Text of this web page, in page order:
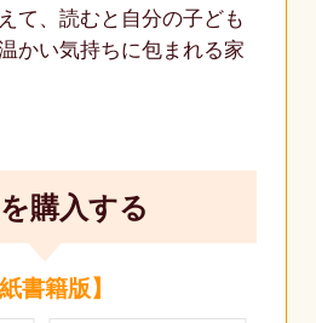
て、読むと自分の子ども
かい気持ちに包まれる家
購入する
紙書籍版】